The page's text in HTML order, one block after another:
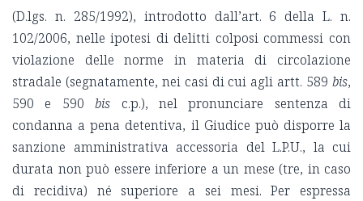
(D.lgs. n. 285/1992), introdotto dall’art. 6 della L. n.
102/2006, nelle ipotesi di delitti colposi commessi con
violazione delle norme in materia di circolazione
stradale (segnatamente, nei casi di cui agli artt. 589 bis,
590 e 590bis c.p.), nel pronunciare sentenza di
condanna a pena detentiva, il Giudice può disporre la
sanzione amministrativa accessoria del L.P.U., la cui
durata non può essere inferiore a un mese (tre, in caso
di recidiva) né superiore a sei mesi. Per espressa